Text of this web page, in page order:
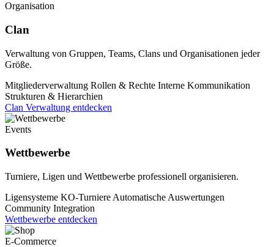
Organisation
Clan
Verwaltung von Gruppen, Teams, Clans und Organisationen jeder
Größe.
Mitgliederverwaltung Rollen & Rechte Interne Kommunikation
Strukturen & Hierarchien
Clan Verwaltung entdecken
Events
Wettbewerbe
Turniere, Ligen und Wettbewerbe professionell organisieren.
Ligensysteme KO-Turniere Automatische Auswertungen
Community Integration
Wettbewerbe entdecken
E-Commerce